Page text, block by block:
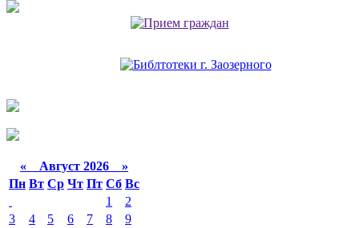
« Август 2026 »
Пн Вт Ср Чт Пт Сб Вс
1
2
3
4 5 6 7 8
9